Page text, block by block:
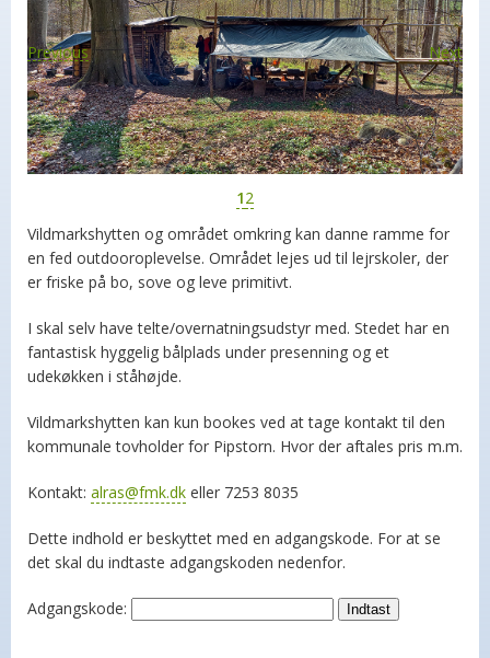
Previous Next
12
Vildmarkshytten og området omkring kan danne ramme for
en fed outdooroplevelse. Området lejes ud til lejrskoler, der
er friske på bo, sove og leve primitivt.
I skal selv have telte/overnatningsudstyr med. Stedet har en
fantastisk hyggelig bålplads under presenning og et
udekøkken i ståhøjde.
Vildmarkshytten kan kun bookes ved at tage kontakt til den
kommunale tovholder for Pipstorn. Hvor der aftales pris m.m.
Kontakt: alras@fmk.dk eller 7253 8035
Dette indhold er beskyttet med en adgangskode. For at se
det skal du indtaste adgangskoden nedenfor.
Adgangskode: